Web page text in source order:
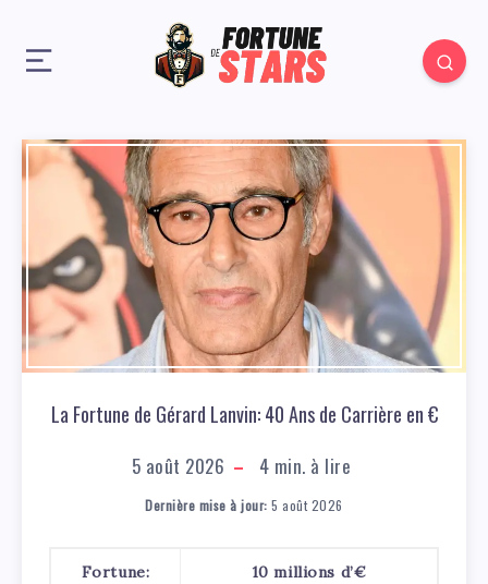
La Fortune de Gérard Lanvin: 40 Ans de Carrière en €
5 août 2026 4 min. à lire
Dernière mise à jour: 5 août 2026
Fortune: 10 millions d’€